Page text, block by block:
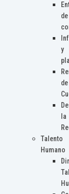
de
y
de
la
Talento
Humano